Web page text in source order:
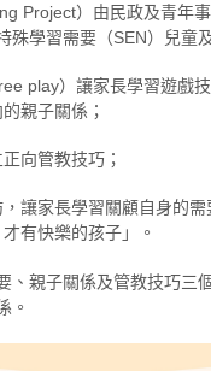
Project）由民政及青年
殊學習需要（SEN）兒童
play）讓家長學習遊戲
親子關係；
向管教技巧；
讓家長學習關顧自身的需
才有快樂的孩子」。
、親子關係及管教技巧三
。